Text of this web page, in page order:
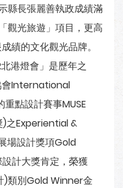
縣長張麗善執政成績滿
觀光旅遊」項目，更高
績的文化觀光品牌。
港燈會」是歷年之
會International
點設計賽事MUSE
之Experiential &
場設計獎項Gold
計大獎肯定，榮獲
類別Gold Winner金